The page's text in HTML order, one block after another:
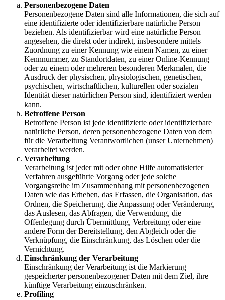
Personenbezogene Daten
Personenbezogene Daten sind alle Informationen, die sich auf
eine identifizierte oder identifizierbare natürliche Person
beziehen. Als identifizierbar wird eine natürliche Person
angesehen, die direkt oder indirekt, insbesondere mittels
Zuordnung zu einer Kennung wie einem Namen, zu einer
Kennnummer, zu Standortdaten, zu einer Online-Kennung
oder zu einem oder mehreren besonderen Merkmalen, die
Ausdruck der physischen, physiologischen, genetischen,
psychischen, wirtschaftlichen, kulturellen oder sozialen
Identität dieser natürlichen Person sind, identifiziert werden
kann.
Betroffene Person
Betroffene Person ist jede identifizierte oder identifizierbare
natürliche Person, deren personenbezogene Daten von dem
für die Verarbeitung Verantwortlichen (unser Unternehmen)
verarbeitet werden.
Verarbeitung
Verarbeitung ist jeder mit oder ohne Hilfe automatisierter
Verfahren ausgeführte Vorgang oder jede solche
Vorgangsreihe im Zusammenhang mit personenbezogenen
Daten wie das Erheben, das Erfassen, die Organisation, das
Ordnen, die Speicherung, die Anpassung oder Veränderung,
das Auslesen, das Abfragen, die Verwendung, die
Offenlegung durch Übermittlung, Verbreitung oder eine
andere Form der Bereitstellung, den Abgleich oder die
Verknüpfung, die Einschränkung, das Löschen oder die
Vernichtung.
Einschränkung der Verarbeitung
Einschränkung der Verarbeitung ist die Markierung
gespeicherter personenbezogener Daten mit dem Ziel, ihre
künftige Verarbeitung einzuschränken.
Profiling